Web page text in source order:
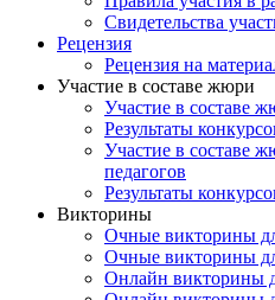
Свидетельства
Рецензия
Рецензия на
Участие в составе жюри
Участие в составе
Результаты
Участие в составе
педагогов
Результаты
Викторины
Очные викторины
Очные викторины
Онлайн викторины